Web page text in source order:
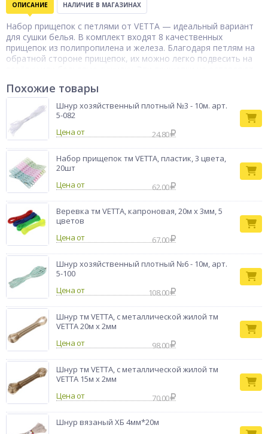
ОПИСАНИЕ НАЛИЧИЕ В МАГАЗИНАХ
Набор прищепок с петлями от VETTA — идеальный вариант
для сушки белья. В комплект входят 8 качественных
прищепок из полипропилена и железа. Благодаря петлям на
обратной стороне прищепок, их можно легко подвесить на
фиксацию.
VETTA
Похожие товары
Шнур хозяйственный плотный №3 - 10м. арт.
5-082
Цена от
24.80
Набор прищепок тм VETTA, пластик, 3 цвета,
20шт
Цена от
62.00
Веревка тм VETTA, капроновая, 20м x 3мм, 5
цветов
Цена от
67.00
Шнур хозяйственный плотный №6 - 10м, арт.
5-100
Цена от
108.00
Шнур тм VETTA, с металлической жилой тм
VETTA 20м х 2мм
Цена от
98.00
Шнур тм VETTA, с металлической жилой тм
VETTA 15м х 2мм
Цена от
70.00
Шнур вязаный ХБ 4мм*20м